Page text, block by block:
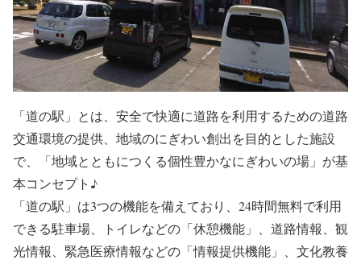
「道の駅」とは、安全で快適に道路を利用するための道路
交通環境の提供、地域のにぎわい創出を目的とした施設
で、「地域とともにつくる個性豊かなにぎわいの場」が基
本コンセプト♪
「道の駅」は3つの機能を備えており、24時間無料で利用
できる駐車場、トイレなどの「休憩機能」、道路情報、観
光情報、緊急医療情報などの「情報提供機能」、文化教養